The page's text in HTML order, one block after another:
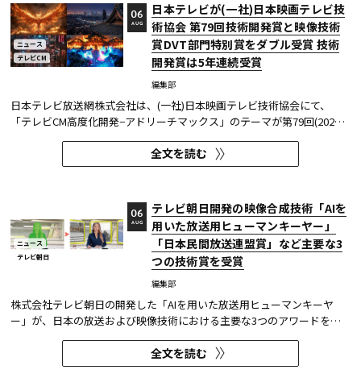
ニュース
テレビCM
日本テレビが(一社)日本映画テレビ技
術協会 第79回技術開発賞と映像技術
賞DVT部門特別賞をダブル受賞 技術
開発賞は5年連続受賞
編集部
06
AUG
日本テレビ放送網株式会社は、(一社)日本映画テレビ技術協会にて、
「テレビCM高度化開発−アドリーチマックス」のテーマが第79回(2025
年度)技術開発賞を、「TOKYO巫女忍者」が映像技術賞 DVT(デジタルビ
ジュアル技術)部門 特別賞を受賞したことを発表した。技術開発賞部門
では、昨年に続き5年連続の受賞となる。 この賞は毎年、放送に関連
全文を読む
ニュース
テレビ朝日
テレビ朝日開発の映像合成技術「AIを
用いた放送用ヒューマンキーヤー」
「日本民間放送連盟賞」など主要な3
つの技術賞を受賞
編集部
06
AUG
株式会社テレビ朝日の開発した「AIを用いた放送用ヒューマンキーヤ
ー」が、日本の放送および映像技術における主要な3つのアワードを受
賞した。 本開発は、人物像認識AIと最新のXR技術を組み合わせたシステ
ムであり、その革新性と実用性が業界内で高い評価を獲得している。
【受賞アワード一覧】 ●2025年 日本民間放送連盟賞 技術部門優...
全文を読む